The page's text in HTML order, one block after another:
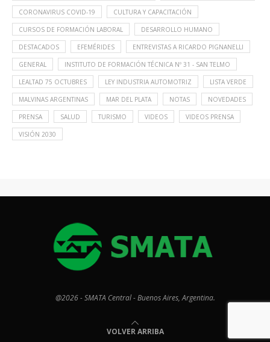
CORONAVIRUS COVID-19 CULTURA Y CAPACITACIÓN
CURSOS DE FORMACIÓN LABORAL DESARROLLO HUMANO
DESTACADOS EFEMÉRIDES ENTREVISTAS A RICARDO PIGNANELLI
GENERAL INSTITUTO DE FORMACIÓN TÉCNICA Nº 31 - SAN TELMO
LEALTAD 75 OCTUBRES LEY INDUSTRIA AUTOMOTRIZ LISTA VERDE
MALVINAS ARGENTINAS MAR DEL PLATA NOTAS NOVEDADES
PRENSA SALUD TURISMO VIDEOS VIDEOS PRENSA
VISIÓN 2030
@2026 - SMATA Central - Buenos Aires, Argentina.
VOLVER ARRIBA